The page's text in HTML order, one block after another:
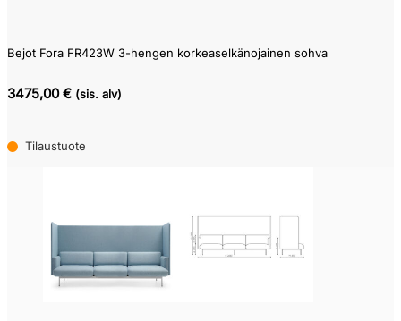
Bejot Fora FR423W 3-hengen korkeaselkänojainen sohva
3475,00 € (sis. alv)
Tilaustuote